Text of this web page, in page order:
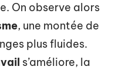
On observe alors
, une montée de
plus fluides.
s’améliore, la